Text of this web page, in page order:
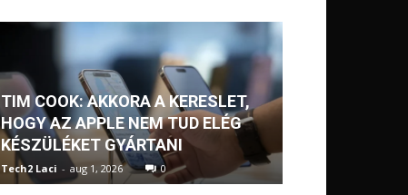
TIM COOK: AKKORA A KERESLET,
HOGY AZ APPLE NEM TUD ELÉG
KÉSZÜLÉKET GYÁRTANI
Tech2 Laci - aug 1, 2026 0